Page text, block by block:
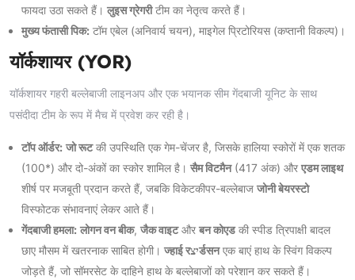
फायदा उठा सकते हैं। लुइस ग्रेगरीटीम का नेतृत्व करते हैं।
मुख्य फंतासी पिक: टॉम एबेल (अनिवार्य चयन), माइगेल प्रिटोरियस (कप्तानी विकल्प)।
यॉर्कशायर (YOR)
यॉर्कशायर गहरी बल्लेबाजी लाइनअप और एक भयानक सीम गेंदबाजी यूनिट के साथ
पसंदीदा टीम के रूप में मैच में प्रवेश कर रही है।
टॉप ऑर्डर: जो रूटकी उपस्थिति एक गेम-चेंजर है, जिसके हालिया स्कोरों में एक शतक
(100*) और दो-अंकों का स्कोर शामिल है। सैम विटमैन(417 अंक) और एडम लाइथ
शीर्ष पर मजबूती प्रदान करते हैं, जबकि विकेटकीपर-बल्लेबाज जोनी बेयरस्टो
विस्फोटक संभावनाएं लेकर आते हैं।
गेंदबाजी हमला: लोगन वन बीक, जैक वाइटऔर बन कोएडकी स्पीड त्रिपाक्षी बादल
छाए मौसम में खतरनाक साबित होगी।
ज्हाई रיצर्डसनएक बाएं हाथ के स्विंग विकल्प
जोड़ते हैं, जो सॉमरसेट के दाहिने हाथ के बल्लेबाजों को परेशान कर सकते हैं।